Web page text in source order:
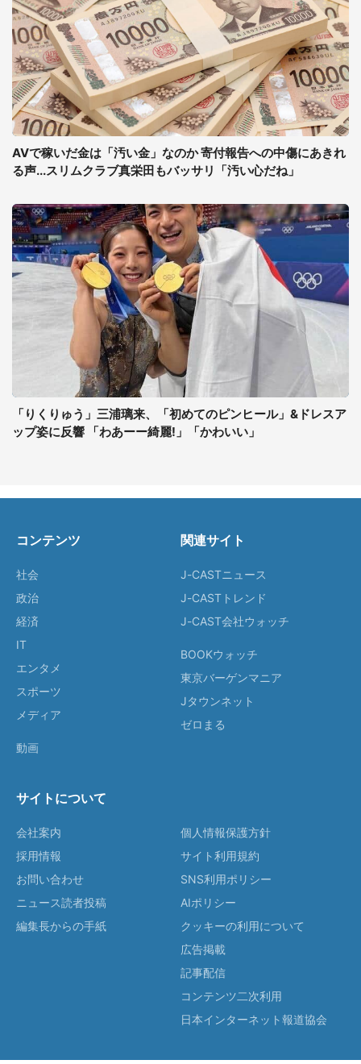
AVで稼いだ金は「汚い金」なのか 寄付報告への中傷にあきれ
る声...スリムクラブ真栄田もバッサリ「汚い心だね」
「りくりゅう」三浦璃来、「初めてのピンヒール」&ドレスア
ップ姿に反響 「わあーー綺麗!」「かわいい」
コンテンツ
社会
政治
経済
IT
エンタメ
スポーツ
メディア
動画
関連サイト
J-CASTニュース
J-CASTトレンド
J-CAST会社ウォッチ
BOOKウォッチ
東京バーゲンマニア
Jタウンネット
ゼロまる
サイトについて
会社案内
採用情報
お問い合わせ
ニュース読者投稿
編集長からの手紙
個人情報保護方針
サイト利用規約
SNS利用ポリシー
AIポリシー
クッキーの利用について
広告掲載
記事配信
コンテンツ二次利用
日本インターネット報道協会